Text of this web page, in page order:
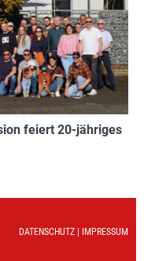
feiert 20-jähriges
DATENSCHUTZ | IMPRESSUM